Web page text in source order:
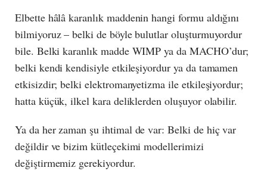
Elbette hâlâ karanlık maddenin hangi formu aldığını
bilmiyoruz – belki de böyle bulutlar oluşturmuyordur
bile. Belki karanlık madde WIMP ya da MACHO’dur;
belki kendi kendisiyle etkileşiyordur ya da tamamen
etkisizdir; belki elektromanyetizma ile etkileşiyordur;
hatta küçük, ilkel kara deliklerden oluşuyor olabilir.
Ya da her zaman şu ihtimal de var: Belki de hiç var
değildir ve bizim kütleçekimi modellerimizi
değiştirmemiz gerekiyordur.